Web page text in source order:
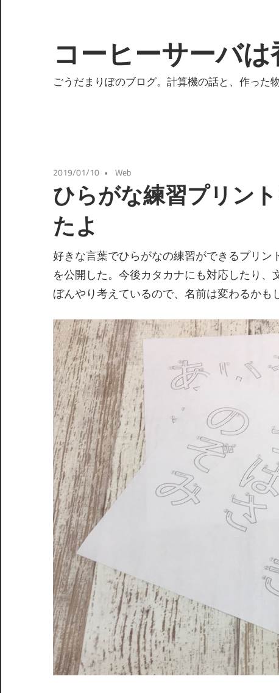
テ
ン
ツ
プ
コーヒーサーバ
ごうだまりぽのブログ。計算機の話と、作った物
2019/01/10 Web
ひらがな練習プリン
たよ
好きな言葉でひらがなの練習ができるプリン
を公開した。今後カタカナにも対応したり
ぼんやり考えているので、名前は変わるかも